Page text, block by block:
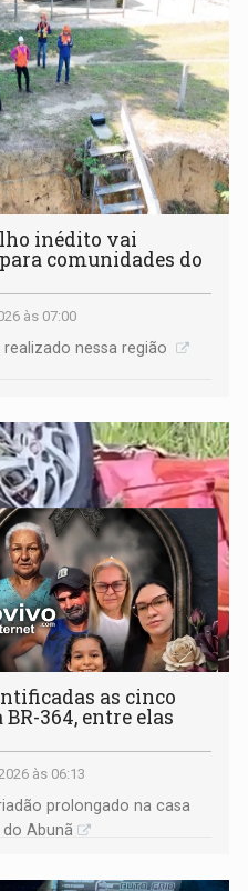
inédito vai
comunidades do
às 07:00
nessa região
as cinco
364, entre elas
às 06:13
prolongado na casa
Abunã